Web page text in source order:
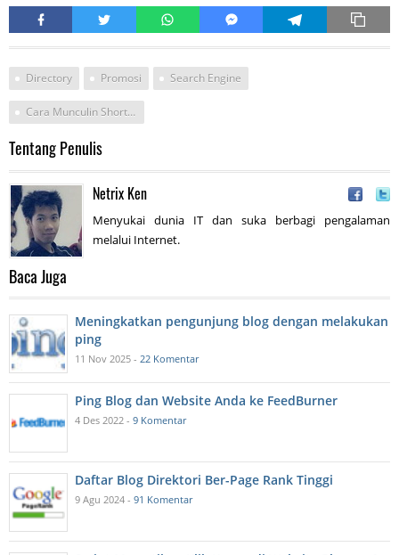
Directory Promosi Search Engine
Cara Munculin Shortcut Recycle Bin
Tentang Penulis
Netrix Ken
Menyukai dunia IT dan suka berbagi pengalaman
melalui Internet.
Baca Juga
Meningkatkan pengunjung blog dengan melakukan
ping
11 Nov 2025 - 22 Komentar
Ping Blog dan Website Anda ke FeedBurner
4 Des 2022 - 9 Komentar
Daftar Blog Direktori Ber-Page Rank Tinggi
9 Agu 2024 - 91 Komentar